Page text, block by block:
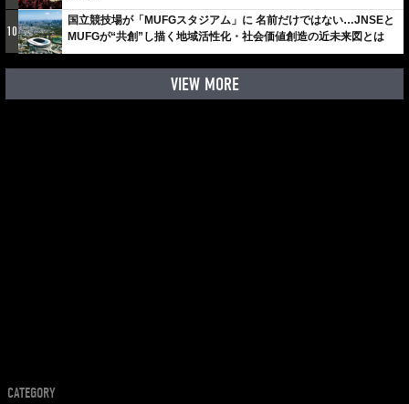
10
国立競技場が「MUFGスタジアム」に 名前だけではない…JNSEと
MUFGが“共創”し描く地域活性化・社会価値創造の近未来図とは
VIEW MORE
CATEGORY